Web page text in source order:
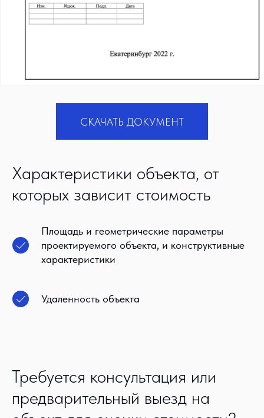
СКАЧАТЬ ДОКУМЕНТ
Характеристики объекта, от
которых зависит стоимость
Площадь и геометрические параметры
проектируемого объекта, и конструктивные
характеристики
Удаленность объекта
Требуется консультация или
предварительный выезд на